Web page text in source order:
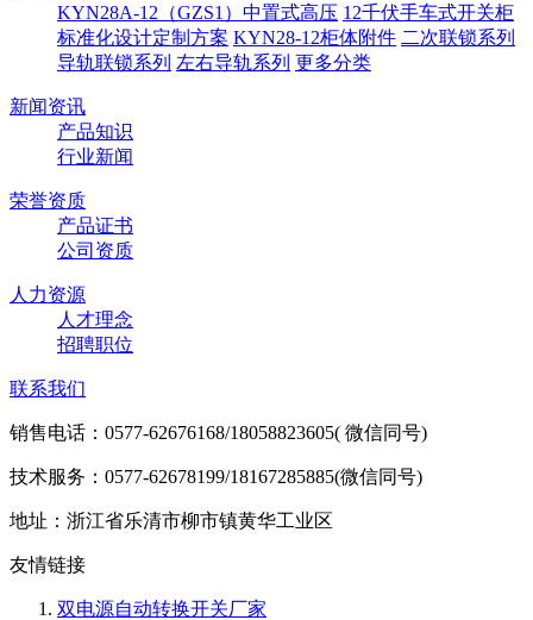
KYN28A-12（GZS1）中置式高压 12千伏手车式开关柜
标准化设计定制方案 KYN28-12柜体附件 二次联锁系列
导轨联锁系列 左右导轨系列 更多分类
新闻资讯
产品知识
行业新闻
荣誉资质
产品证书
公司资质
人力资源
人才理念
招聘职位
联系我们
销售电话：0577-62676168/18058823605( 微信同号)
技术服务：0577-62678199/18167285885(微信同号)
地址：浙江省乐清市柳市镇黄华工业区
友情链接
双电源自动转换开关厂家